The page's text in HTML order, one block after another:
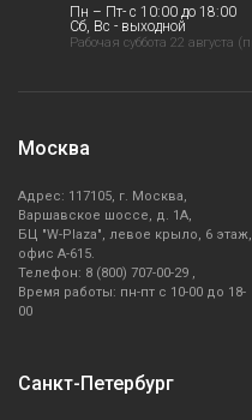
Духовые шкафы
Столы для посудомоечных
Кофемолки
Кухонные ножи
Пн – Пт- с 10:00 до 18:00
Сб, Вс - выходной
Рабочая суббота 22 августа
Москва
Адрес: 117105, г. Москва,
Варшавское шоссе, д. 1А,
БЦ "W-Plaza", левое крыло, 6 этаж,
офис А-615.
Телефон: 8 (800) 707-00-29 ,
Время работы: пн-пт с 10-00 до 18-
00
Санкт-Петербург